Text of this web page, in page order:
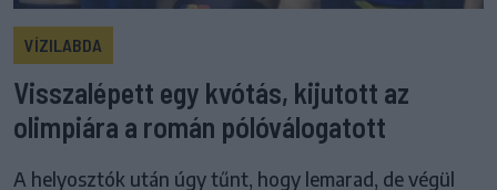
VÍZILABDA
Visszalépett egy kvótás, kijutott az
olimpiára a román pólóválogatott
A helyosztók után úgy tűnt, hogy lemarad, de végül